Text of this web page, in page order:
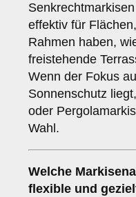
effektiv für
Rahmen haben,
freistehende
Wenn der Fokus
Sonnenschutz
oder
Wahl.
Welche
flexible und